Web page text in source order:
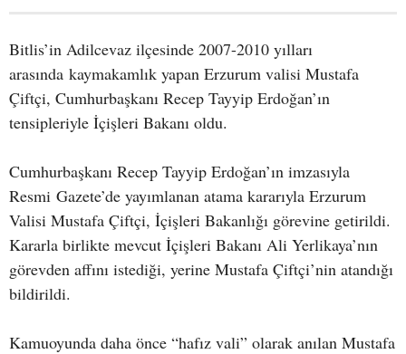
Bitlis’in Adilcevaz ilçesinde 2007-2010 yılları
arasında kaymakamlık yapan Erzurum valisi Mustafa
Çiftçi, Cumhurbaşkanı Recep Tayyip Erdoğan’ın
tensipleriyle İçişleri Bakanı oldu.
Cumhurbaşkanı Recep Tayyip Erdoğan’ın imzasıyla
Resmi Gazete’de yayımlanan atama kararıyla Erzurum
Valisi Mustafa Çiftçi, İçişleri Bakanlığı görevine getirildi.
Kararla birlikte mevcut İçişleri Bakanı Ali Yerlikaya’nın
görevden affını istediği, yerine Mustafa Çiftçi’nin atandığı
bildirildi.
Kamuoyunda daha önce “hafız vali” olarak anılan Mustafa